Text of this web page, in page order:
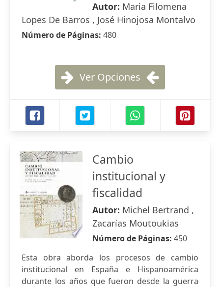
Autor: Maria Filomena
Lopes De Barros , José Hinojosa Montalvo
Número de Páginas: 480
Ver Opciones
Cambio
institucional y
fiscalidad
Autor: Michel Bertrand ,
Zacarías Moutoukias
Número de Páginas: 450
Esta obra aborda los procesos de cambio
institucional en España e Hispanoamérica
durante los años que fueron desde la guerra